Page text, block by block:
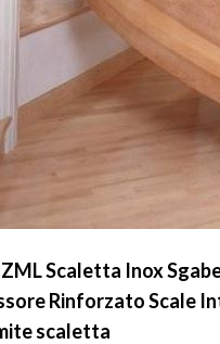
Scaletta Inox
Rinforzato Scale
scaletta